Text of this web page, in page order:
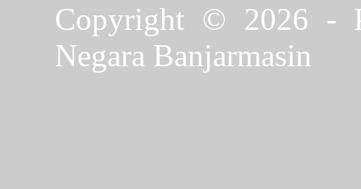
Copyright © 2026 -
Negara Banjarmasin